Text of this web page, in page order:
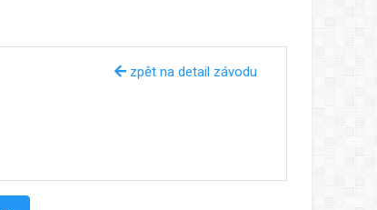
zpět na detail závodu